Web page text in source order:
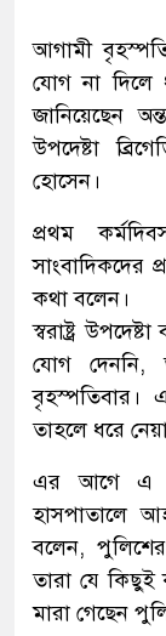
আগামী
যোগ না দিলে
জানিয়েছেন
উপদেষ্টা
হোসেন।
প্রথম
সাংবাদিকদের
কথা বলেন।
স্বরাষ্ট্র
যোগ দেননি,
বৃহস্পতিবার।
তাহলে ধরে
এর আগে এ
হাসপাতালে
বলেন,
তারা যে
মারা গেছেন